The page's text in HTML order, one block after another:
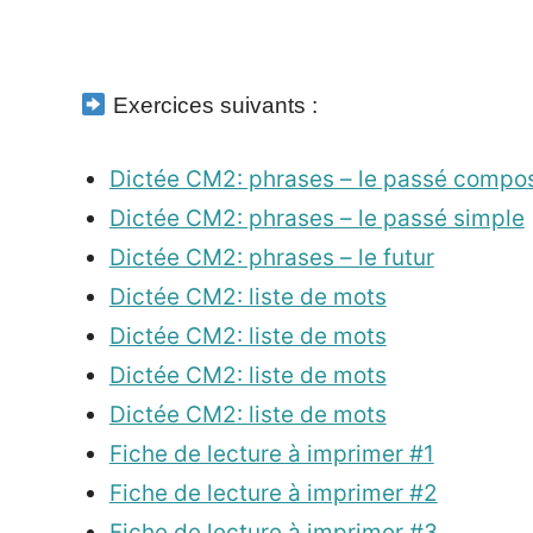
Exercices suivants :
Dictée CM2: phrases – le passé
Dictée CM2: phrases – le passé simple
Dictée CM2: phrases – le futur
Dictée CM2: liste de mots
Dictée CM2: liste de mots
Dictée CM2: liste de mots
Dictée CM2: liste de mots
Fiche de lecture à imprimer #1
Fiche de lecture à imprimer #2